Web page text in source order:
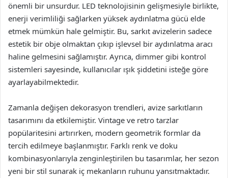
önemli bir unsurdur. LED teknolojisinin gelişmesiyle birlikte,
enerji verimliliği sağlarken yüksek aydınlatma gücü elde
etmek mümkün hale gelmiştir. Bu, sarkıt avizelerin sadece
estetik bir obje olmaktan çıkıp işlevsel bir aydınlatma aracı
haline gelmesini sağlamıştır. Ayrıca, dimmer gibi kontrol
sistemleri sayesinde, kullanıcılar ışık şiddetini isteğe göre
ayarlayabilmektedir.
Zamanla değişen dekorasyon trendleri, avize sarkıtların
tasarımını da etkilemiştir. Vintage ve retro tarzlar
popülaritesini artırırken, modern geometrik formlar da
tercih edilmeye başlanmıştır. Farklı renk ve doku
kombinasyonlarıyla zenginleştirilen bu tasarımlar, her sezon
yeni bir stil sunarak iç mekanların ruhunu yansıtmaktadır.